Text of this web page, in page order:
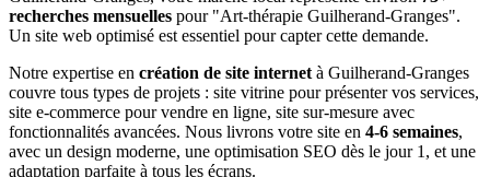
recherches mensuelles pour "Art-thérapie Guilherand-Granges".
Un site web optimisé est essentiel pour capter cette demande.
Notre expertise en création de site internet à Guilherand-Granges
couvre tous types de projets : site vitrine pour présenter vos services,
site e-commerce pour vendre en ligne, site sur-mesure avec
fonctionnalités avancées. Nous livrons votre site en 4-6 semaines,
avec un design moderne, une optimisation SEO dès le jour 1, et une
adaptation parfaite à tous les écrans.